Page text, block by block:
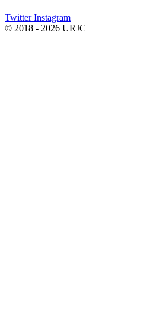
Twitter Instagram
© 2018 - 2026 URJC